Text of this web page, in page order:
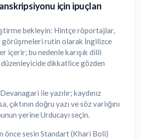
için ipuçları
bekleyin: Hintçe röportajlar,
görüşmeleri rutin olarak İngilizce
içerir; bu nedenle karışık dilli
dikkatlice gözden
ile yazılır; kaydınız
çıktının doğru yazı ve söz varlığını
yerine Urducayı seçin.
önce sesin Standart (Khari Boli)